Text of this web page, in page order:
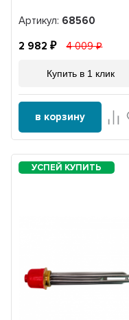
Артикул: 68560
2 982 4 009
Купить в 1 клик
в корзину